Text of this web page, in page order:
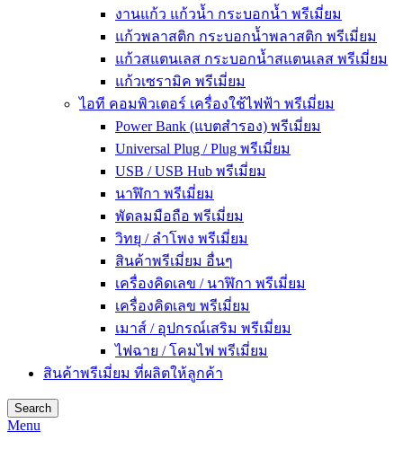
งานแก้ว แก้วน้ำ กระบอกน้ำ พรีเมี่ยม
แก้วพลาสติก กระบอกน้ำพลาสติก พรีเมี่ยม
แก้วสแตนเลส กระบอกน้ำสแตนเลส พรีเมี่ยม
แก้วเซรามิค พรีเมี่ยม
ไอที คอมพิวเตอร์ เครื่องใช้ไฟฟ้า พรีเมี่ยม
Power Bank (แบตสำรอง) พรีเมี่ยม
Universal Plug / Plug พรีเมี่ยม
USB / USB Hub พรีเมี่ยม
นาฬิกา พรีเมี่ยม
พัดลมมือถือ พรีเมี่ยม
วิทยุ / ลำโพง พรีเมี่ยม
สินค้าพรีเมี่ยม อื่นๆ
เครื่องคิดเลข / นาฬิกา พรีเมี่ยม
เครื่องคิดเลข พรีเมี่ยม
เมาส์ / อุปกรณ์เสริม พรีเมี่ยม
ไฟฉาย / โคมไฟ พรีเมี่ยม
สินค้าพรีเมี่ยม ที่ผลิตให้ลูกค้า
Search
Menu